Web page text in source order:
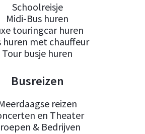
Schoolreisje
Midi-Bus huren
touringcar huren
huren met chauffeur
Tour busje huren
Busreizen
reizen
en Theater
& Bedrijven